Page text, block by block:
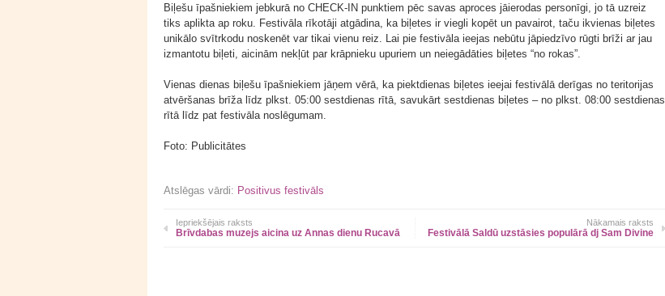
Biļešu īpašniekiem jebkurā no CHECK-IN punktiem pēc savas aproces jāierodas personīgi, jo tā uzreiz
tiks aplikta ap roku. Festivāla rīkotāji atgādina, ka biļetes ir viegli kopēt un pavairot, taču ikvienas biļetes
unikālo svītrkodu noskenēt var tikai vienu reiz. Lai pie festivāla ieejas nebūtu jāpiedzīvo rūgti brīži ar jau
izmantotu biļeti, aicinām nekļūt par krāpnieku upuriem un neiegādāties biļetes “no rokas”.
Vienas dienas biļešu īpašniekiem jāņem vērā, ka piektdienas biļetes ieejai festivālā derīgas no teritorijas
atvēršanas brīža līdz plkst. 05:00 sestdienas rītā, savukārt sestdienas biļetes – no plkst. 08:00 sestdienas
rītā līdz pat festivāla noslēgumam.
Foto: Publicitātes
Atslēgas vārdi: Positivus festivāls
Iepriekšējais raksts
Brīvdabas muzejs aicina uz Annas dienu Rucavā
Nākamais raksts
Festivālā Saldū uzstāsies populārā dj Sam Divine